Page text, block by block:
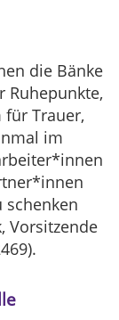
die Bänke
Ruhepunkte,
Trauer,
im
schenken
Vorsitzende